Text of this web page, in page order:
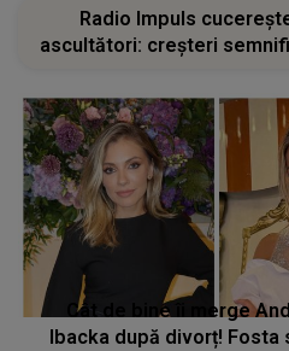
Radio Impuls
ascultători: creșteri
Cât de bine îi merge
Ibacka după divorț! Fosta